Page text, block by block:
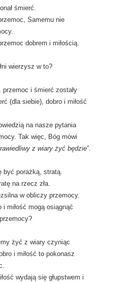
śmierć.
Samemu nie
dobrem i miłością.
wierzysz w to?
przemoc i śmierć zostały
(dla siebie), dobro i miłość
na nasze pytania
Tak więc, Bóg mówi
z wiary żyć będzie”.
być porażką, stratą.
na rzecz zła.
w obliczy przemocy.
i miłość mogą osiągnąć
żyć z wiary czyniąc
i miłość to pokonasz
wydają się głupstwem i